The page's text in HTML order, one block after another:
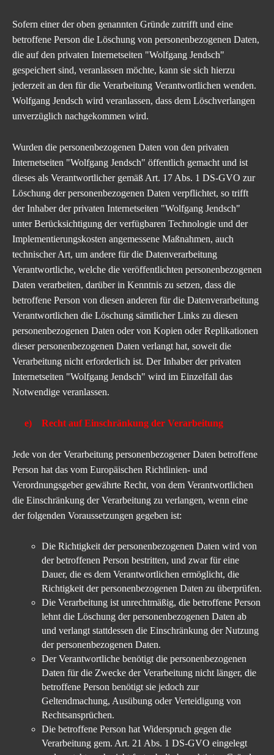
Sofern einer der oben genannten Gründe zutrifft und eine
betroffene Person die Löschung von personenbezogenen Daten,
die auf den privaten Internetseiten "Wolfgang Jendsch"
gespeichert sind, veranlassen möchte, kann sie sich hierzu
jederzeit an den für die Verarbeitung Verantwortlichen wenden.
Wolfgang Jendsch wird veranlassen, dass dem Löschverlangen
unverzüglich nachgekommen wird.
Wurden die personenbezogenen Daten von den privaten
Internetseiten "Wolfgang Jendsch" öffentlich gemacht und ist
dieses als Verantwortlicher gemäß Art. 17 Abs. 1 DS-GVO zur
Löschung der personenbezogenen Daten verpflichtet, so trifft
der Inhaber derprivaten Internetseiten "Wolfgang Jendsch"
unter Berücksichtigung der verfügbaren Technologie und der
Implementierungskosten angemessene Maßnahmen, auch
technischer Art, um andere für die Datenverarbeitung
Verantwortliche, welche die veröffentlichten personenbezogenen
Daten verarbeiten, darüber in Kenntnis zu setzen, dass die
betroffene Person von diesen anderen für die Datenverarbeitung
Verantwortlichen die Löschung sämtlicher Links zu diesen
personenbezogenen Daten oder von Kopien oder Replikationen
dieser personenbezogenen Daten verlangt hat, soweit die
Verarbeitung nicht erforderlich ist. Der Inhaber derprivaten
Internetseiten "Wolfgang Jendsch" wird im Einzelfall das
Notwendige veranlassen.
e) Recht auf Einschränkung der Verarbeitung
Jede von der Verarbeitung personenbezogener Daten betroffene
Person hat das vom Europäischen Richtlinien- und
Verordnungsgeber gewährte Recht, von dem Verantwortlichen
die Einschränkung der Verarbeitung zu verlangen, wenn eine
der folgenden Voraussetzungen gegeben ist:
Die Richtigkeit der personenbezogenen Daten wird von
der betroffenen Person bestritten, und zwar für eine
Dauer, die es dem Verantwortlichen ermöglicht, die
Richtigkeit der personenbezogenen Daten zu überprüfen.
Die Verarbeitung ist unrechtmäßig, die betroffene Person
lehnt die Löschung der personenbezogenen Daten ab
und verlangt stattdessen die Einschränkung der Nutzung
der personenbezogenen Daten.
Der Verantwortliche benötigt die personenbezogenen
Daten für die Zwecke der Verarbeitung nicht länger, die
betroffene Person benötigt sie jedoch zur
Geltendmachung, Ausübung oder Verteidigung von
Rechtsansprüchen.
Die betroffene Person hat Widerspruch gegen die
Verarbeitung gem. Art. 21 Abs. 1 DS-GVO eingelegt